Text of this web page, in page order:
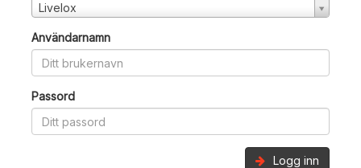
Livelox
Användarnamn
Passord
Logg inn